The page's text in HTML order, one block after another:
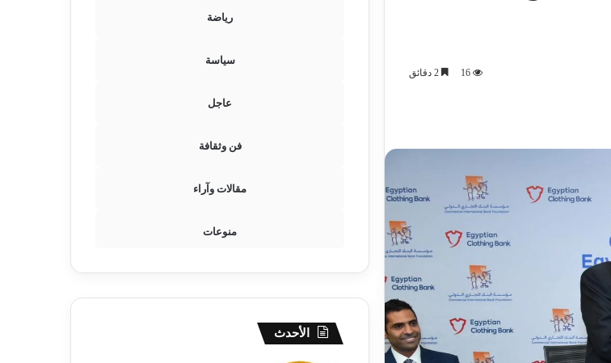
16
رياضة
سياسة
عاجل
فن وثقافة
مقالات وآراء
منوعات
الأحدث